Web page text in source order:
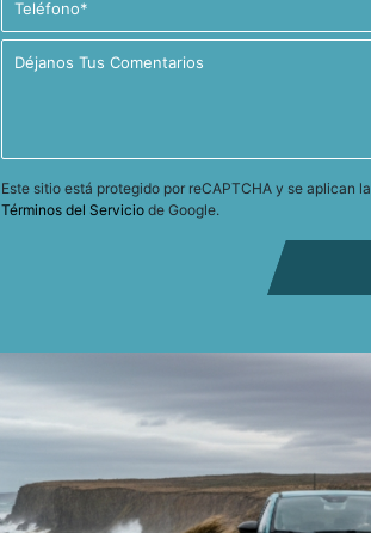
Este sitio está protegido por reCAPTCHA y se aplican la
Términos del Servicio de Google.